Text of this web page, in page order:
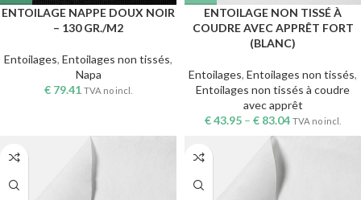
ENTOILAGE NAPPE DOUX NOIR
– 130 GR./M2
Entoilages, Entoilages non tissés,
Napa
€ 79.41 TVA no incl.
ENTOILAGE NON TISSÉ À
COUDRE AVEC APPRÊT FORT
(BLANC)
Entoilages, Entoilages non tissés,
Entoilages non tissés à coudre
avec apprêt
€43.95 – € 83.04 TVA no incl.